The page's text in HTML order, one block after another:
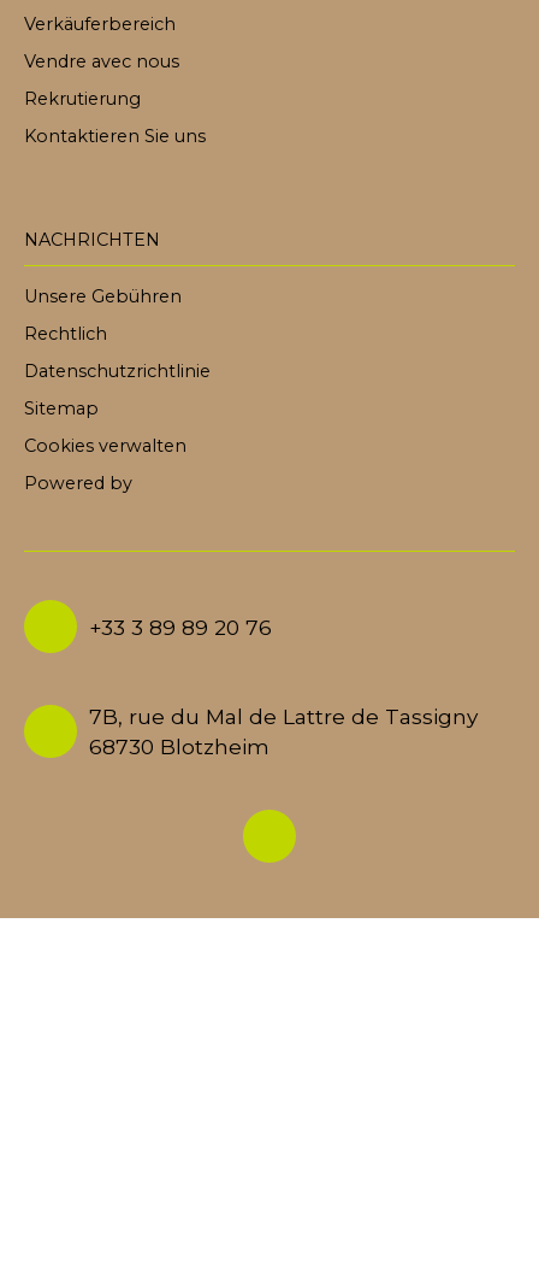
Verkäuferbereich
Vendre avec nous
Rekrutierung
Kontaktieren Sie uns
NACHRICHTEN
Unsere Gebühren
Rechtlich
Datenschutzrichtlinie
Sitemap
Cookies verwalten
Powered by
+33 3 89 89 20 76
7B, rue du Mal de Lattre de Tassigny
68730 Blotzheim